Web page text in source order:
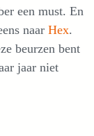
een must. En
naar Hex.
beurzen bent
jaar niet